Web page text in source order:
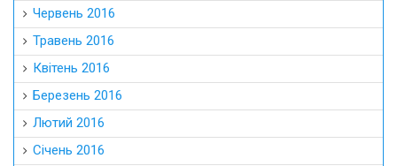
Червень 2016
Травень 2016
Квітень 2016
Березень 2016
Лютий 2016
Січень 2016